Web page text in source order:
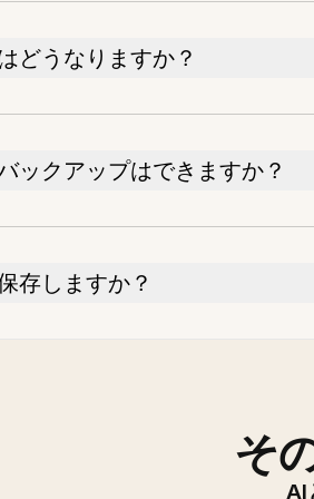
どうなりますか？
ックアップはできますか？
存しますか？
そ
AI